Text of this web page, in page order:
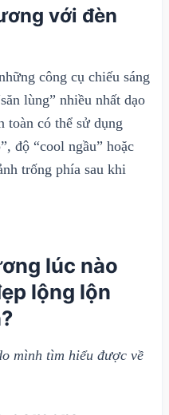
với đèn
công cụ chiếu sáng
lùng” nhiều nhất dạo
toàn có thể sử dụng
độ “cool ngầu” hoặc
trống phía sau khi
lúc nào
lộng lộn
mình tìm hiểu được về